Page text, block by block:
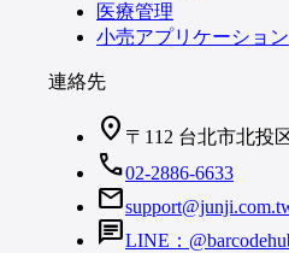
医療管理
小売アプリケーション
連絡先
location_on 〒112 台北市北投
call02-2886-6633
mail
chatLINE：